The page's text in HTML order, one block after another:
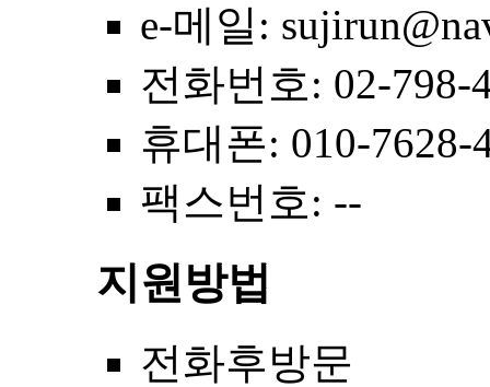
e-메일 :
전화번호: 02-798-
휴대폰: 010-7628-
팩스번호: --
지원방법
전화후방문